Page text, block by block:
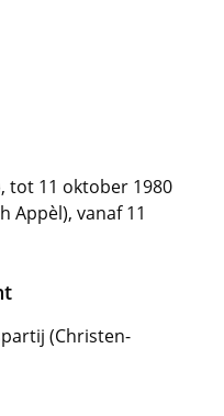
tot 11 oktober 1980
Appèl), vanaf 11
(Christen-